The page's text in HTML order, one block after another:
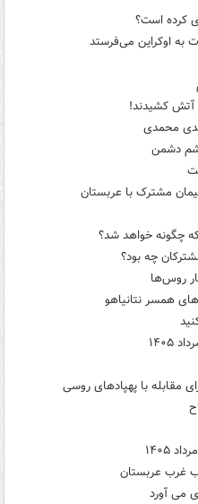
کرده است؟
به اوکراین می‌فرستد
آتش کشیدند!
محمدی
دشمن
مشترک با عربستان
چگونه خواهد شد؟
چه بود؟
روس‌ها
همسر نتانیاهو
مقابله با پهپادهای روسی
غرب عربستان
می آورد